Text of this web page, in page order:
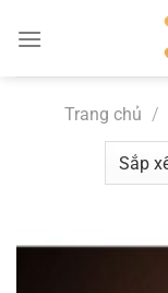
đến
Trang chủ /